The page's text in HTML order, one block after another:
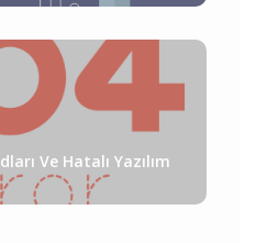
Ve Hatalı Yazılım